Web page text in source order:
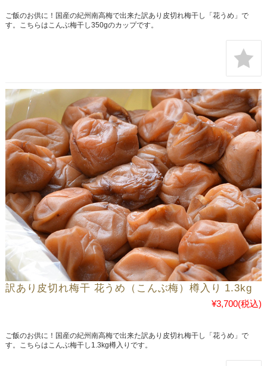
ご飯のお供に！国産の紀州南高梅で出来た訳あり皮切れ梅干し「花うめ」で
す。こちらはこんぶ梅干し350gのカップです。
訳あり皮切れ梅干 花うめ（こんぶ梅）樽入り 1.3kg
¥3,700(税込)
ご飯のお供に！国産の紀州南高梅で出来た訳あり皮切れ梅干し「花うめ」で
す。こちらはこんぶ梅干し1.3kg樽入りです。